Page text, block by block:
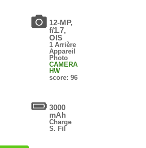
12-MP,
f/1.7,
OIS
1 Arrière
Appareil
Photo
CAMERA
HW
score: 96
3000
mAh
Charge
S. Fil